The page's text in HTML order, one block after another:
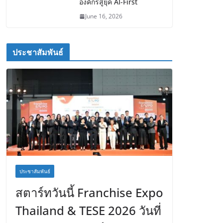
June 16, 2026
ประชาสัมพันธ์
ประชาสัมพันธ์
สตาร์ทวันนี้ Franchise Expo
Thailand & TESE 2026 วันที่